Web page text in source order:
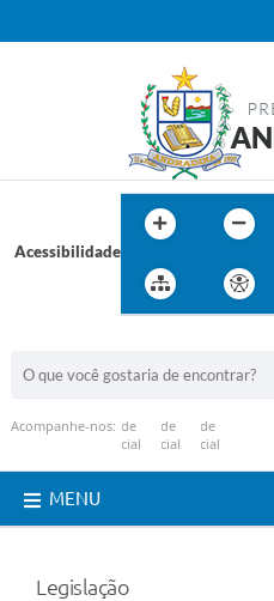
Acessibilidade
Acompanhe-nos:
MENU
Legislação